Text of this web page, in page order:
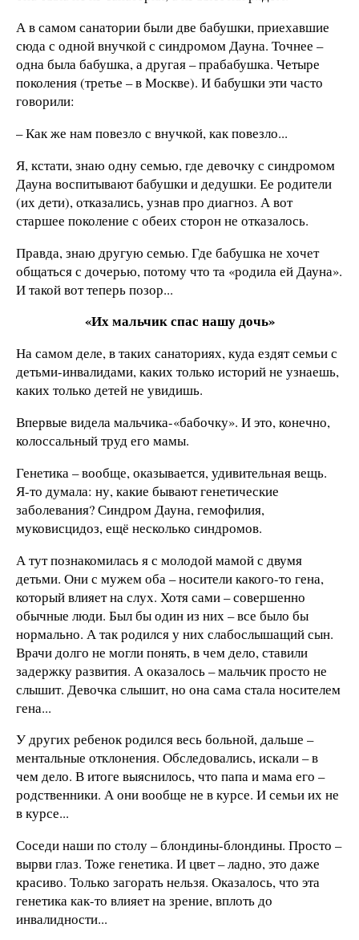
А в самом санатории были две бабушки, приехавшие
сюда с одной внучкой с синдромом Дауна. Точнее –
одна была бабушка, а другая – прабабушка. Четыре
поколения (третье – в Москве). И бабушки эти часто
говорили:
– Как же нам повезло с внучкой, как повезло...
Я, кстати, знаю одну семью, где девочку с синдромом
Дауна воспитывают бабушки и дедушки. Ее родители
(их дети), отказались, узнав про диагноз. А вот
старшее поколение с обеих сторон не отказалось.
Правда, знаю другую семью. Где бабушка не хочет
общаться с дочерью, потому что та «родила ей Дауна».
И такой вот теперь позор...
«Их мальчик спас нашу дочь»
На самом деле, в таких санаториях, куда ездят семьи с
детьми-инвалидами, каких только историй не узнаешь,
каких только детей не увидишь.
Впервые видела мальчика-«бабочку». И это, конечно,
колоссальный труд его мамы.
Генетика – вообще, оказывается, удивительная вещь.
Я-то думала: ну, какие бывают генетические
заболевания? Синдром Дауна, гемофилия,
муковисцидоз, ещё несколько синдромов.
А тут познакомилась я с молодой мамой с двумя
детьми. Они с мужем оба – носители какого-то гена,
который влияет на слух. Хотя сами – совершенно
обычные люди. Был бы один из них – все было бы
нормально. А так родился у них слабослышащий сын.
Врачи долго не могли понять, в чем дело, ставили
задержку развития. А оказалось – мальчик просто не
слышит. Девочка слышит, но она сама стала носителем
гена...
У других ребенок родился весь больной, дальше –
ментальные отклонения. Обследовались, искали – в
чем дело. В итоге выяснилось, что папа и мама его –
родственники. А они вообще не в курсе. И семьи их не
в курсе...
Соседи наши по столу – блондины-блондины. Просто –
вырви глаз. Тоже генетика. И цвет – ладно, это даже
красиво. Только загорать нельзя. Оказалось, что эта
генетика как-то влияет на зрение, вплоть до
инвалидности...